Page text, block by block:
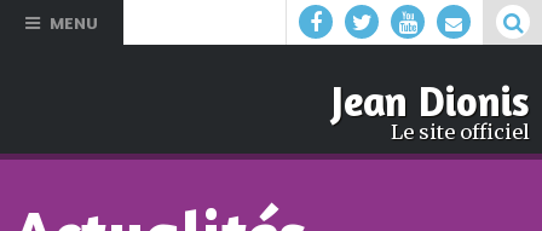
MENU
Jean Dionis
Le site officiel